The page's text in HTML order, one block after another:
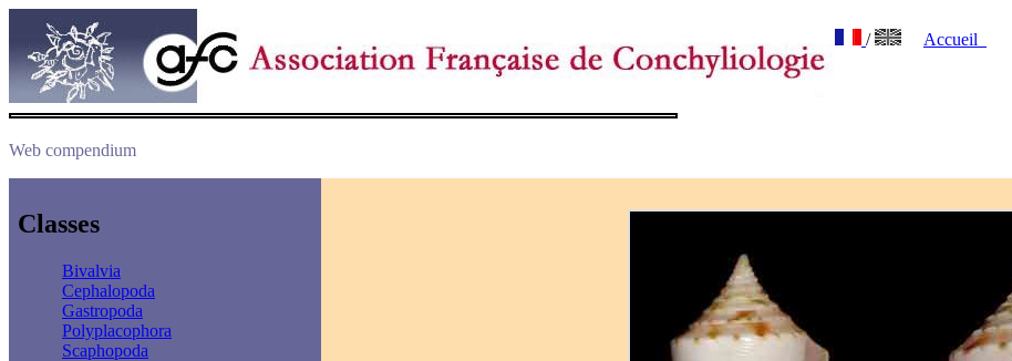
/ Accueil
Web compendium
Classes
Bivalvia
Cephalopoda
Gastropoda
Polyplacophora
Scaphopoda